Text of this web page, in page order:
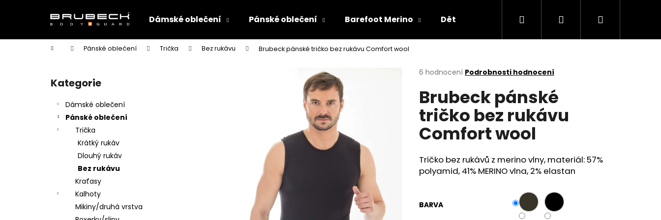
Dámské oblečení Pánské oblečení Barefoot Merino Dětské oblečení Obchodní podmínky
Hledat PřihlášeníNákupní
Domů Pánské oblečení Trička Bez rukávu Brubeck pánské tričko bez rukávu Comfort wool
Přeskočit
kategorie
Kategorie
Dámské oblečení
Pánské oblečení
Trička
Krátký rukáv
Dlouhý rukáv
Bez rukávu
Kraťasy
Kalhoty
Mikiny/druhá vrstva
Průměrné
produktu
je
4,7
z
5
hvězdiček.
6 hodnocení Podrobnosti hodnocení
Brubeck pánské
tričko bez rukávu
Comfort wool
Tričko bez rukávů z merino vlny, materiál: 57%
polyamid, 41% MERINO vlna, 2% elastan
BARVA
í
Zpět
do
Zpět
do
Co potřebujete najít?
Doporučujeme
Následující